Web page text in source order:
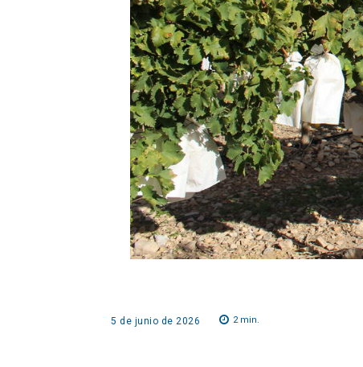
5 de junio de 2026 2min.